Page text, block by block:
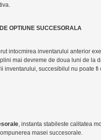
OPTIUNE SUCCESORALA
intocmirea inventarului anterior
mai devreme de doua luni de la
inventarului, succesibilul nu poate
, instanta stabileste calitatea
masei succesorale.